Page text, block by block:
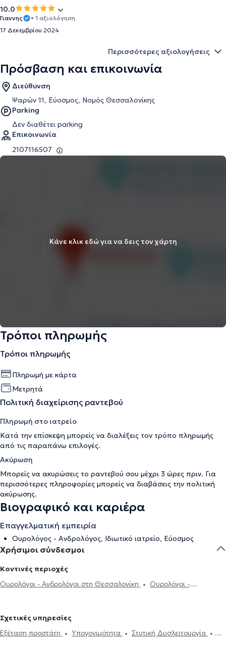
10.0
Γιαννης
• 1 αξιολόγηση
17 Δεκεμβρίου 2024
Περισσότερες αξιολογήσεις
Πρόσβαση και επικοινωνία
Διεύθυνση
Ψαρών 11, Εύοσμος, Νομός Θεσσαλονίκης
Parking
Δεν διαθέτει parking
Επικοινωνία
2107116507
Κάνε κλικ εδώ για να δεις τον χάρτη
Τρόποι πληρωμής
Τρόποι πληρωμής
Πληρωμή με κάρτα
Μετρητά
Πολιτική διαχείρισης ραντεβού
Πληρωμή στο ιατρείο
Κατά την επίσκεψη μπορείς να διαλέξεις τον τρόπο πληρωμής
από τις παραπάνω επιλογές.
Ακύρωση
Μπορείς να ακυρώσεις το ραντεβού σου μέχρι 3 ώρες πριν. Για
περισσότερες πληροφορίες μπορείς να διαβάσεις την πολιτική
ακύρωσης.
Βιογραφικό και καριέρα
Επαγγελματική εμπειρία
Ουρολόγος - Ανδρολόγος, Ιδιωτικό ιατρείο, Εύοσμος
Χρήσιμοι σύνδεσμοι
Κοντινές περιοχές
Ουρολόγοι - Ανδρολόγοι στη Θεσσαλονίκη
Ουρολόγοι -
Ουρολόγοι - Ανδρολόγοι στη Θέρμη
Περαία
Σχετικές υπηρεσίες
Εξέταση προστάτη
Υπογονιμότητα
Στυτική Δυσλειτουργία